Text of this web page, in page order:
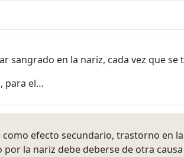
sangrado en la nariz, cada vez que
para el…
efecto secundario, trastorno en
la nariz debe deberse de otra causa